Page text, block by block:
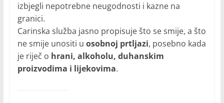
izbjegli nepotrebne neugodnosti i kazne na
granici.
Carinska služba jasno propisuje što se smije, a što
ne smije unositi u osobnoj prtljazi, posebno kada
je riječ o hrani, alkoholu, duhanskim
proizvodima i lijekovima.